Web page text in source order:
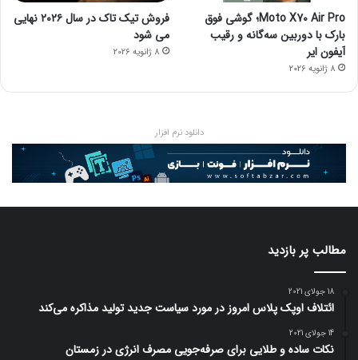
Moto X70 Air Pro؛ گوشی فوق
بارک با دوربین سه‌گانه و رقیب
آیفون ایر
8 ژانویه 2026
فروش تیک تاک در سال ۲۰۲۶ نهایی
می شود
8 ژانویه 2026
دانلود نرم افزار
مطالب پر بازدید
18 جولای 2021
ائتلاف اوپک پلاس امروز در مورد سیاست جدید تولید مذاکره می‌کند
14 جولای 2021
نکات ساده و طلایی برای صرفه‌جویی مصرف انرژی در زمستان